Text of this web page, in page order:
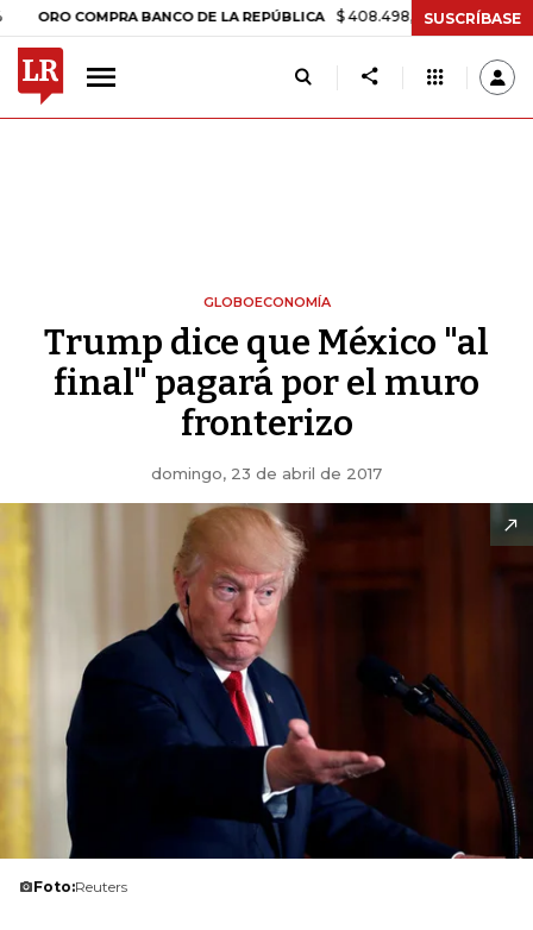
COMPRA BANCO DE LA REPÚBLICA $ 408.498,97 +$ 8.753,81 +2,19%
SUSCRÍBASE
GLOBOECONOMÍA
Trump dice que México "al
final" pagará por el muro
fronterizo
domingo, 23 de abril de 2017
Foto:Reuters